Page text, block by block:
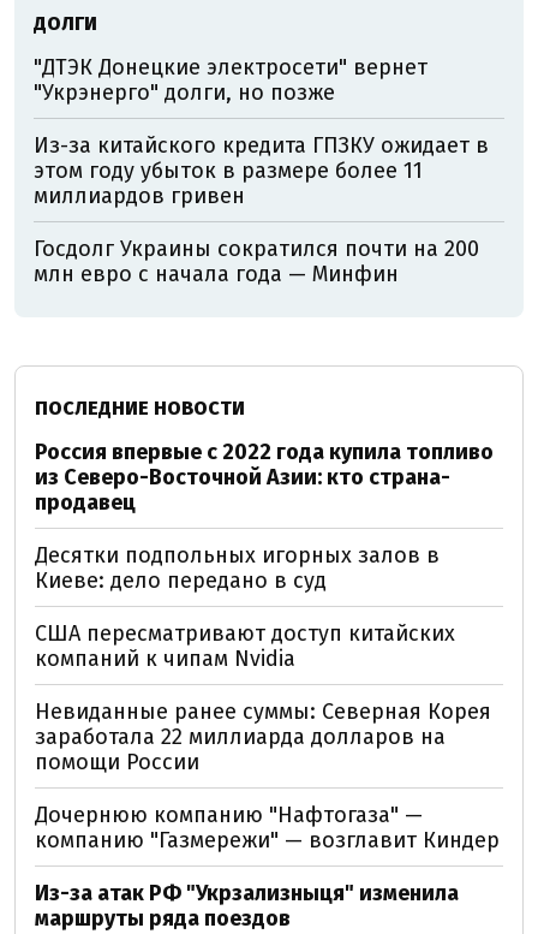
ДОЛГИ
"ДТЭК Донецкие электросети" вернет
"Укрэнерго" долги, но позже
Из-за китайского кредита ГПЗКУ ожидает в
этом году убыток в размере более 11
миллиардов гривен
Госдолг Украины сократился почти на 200
млн евро с начала года — Минфин
ПОСЛЕДНИЕ НОВОСТИ
Россия впервые с 2022 года купила топливо
из Северо-Восточной Азии: кто страна-
продавец
Десятки подпольных игорных залов в
Киеве: дело передано в суд
США пересматривают доступ китайских
компаний к чипам Nvidia
Невиданные ранее суммы: Северная Корея
заработала 22 миллиарда долларов на
помощи России
Дочернюю компанию "Нафтогаза" —
компанию "Газмережи" — возглавит Киндер
Из-за атак РФ "Укрзализныця" изменила
маршруты ряда поездов